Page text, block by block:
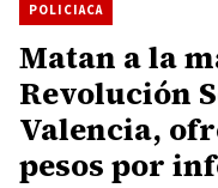
POLICIACA
Matan a la
Revolución
Valencia,
pesos por